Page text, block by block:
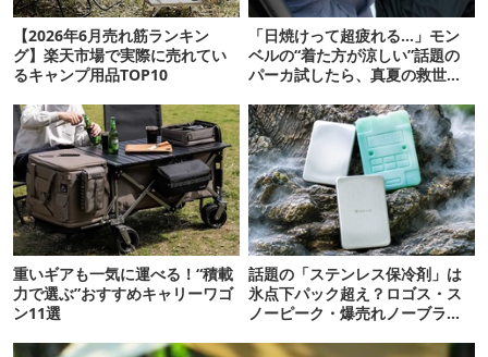
【2026年6月売れ筋ランキン
グ】楽天市場で実際に売れてい
るキャンプ用品TOP10
「日焼けって超疲れる…」モン
ベルの“着た方が涼しい”話題の
パーカ試したら、真夏の救世主
重いギアも一気に運べる！“積載
力で選ぶ”おすすめキャリーワゴ
ン11選
話題の「ステンレス保冷剤」は
氷点下パック超え？ロゴス・ス
ノーピーク・爆売れノーブラン